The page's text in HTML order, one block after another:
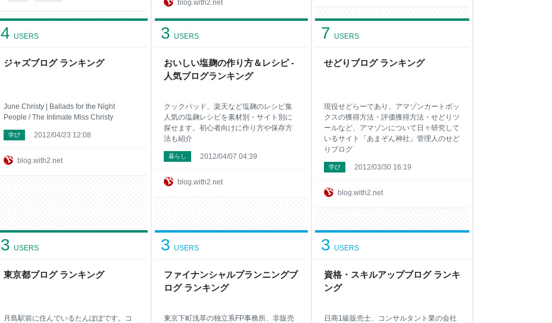
blog.with2.net
ジャズブログ ランキング
4 USERS
blog.with2.net
June Christy | Ballads for the Night
People / The Intimate Miss Christy
学び 2012/04/23 12:08
おいしい塩麹の作り方＆レシピ -
人気ブログランキング
3 USERS
blog.with2.net
クックパッド、楽天など塩麹のレシピ集
人気の塩麹レシピを素材別・サイト別に
探せます。初心者向けに作り方や保存方
法も紹介
暮らし 2012/04/07 04:39
せどりブログ ランキング
7 USERS
blog.with2.net
現役せどらーであり、アマゾンカートボッ
クスの獲得方法・評価獲得方法・せどりツ
ールなど、アマゾンについて日々研究して
いるサイト「あまぞん神社」管理人のせど
りブログ
学び 2012/03/30 16:19
東京都ブログ ランキング
3 USERS
月島駅前に住んでいるたんぽぽです。コ
ファイナンシャルプランニングブ
ログ ランキング
3 USERS
東京下町浅草の独立系FP事務所、非販売
資格・スキルアップブログ ランキ
ング
3 USERS
日商1級販売士、コンサルタント業の会社